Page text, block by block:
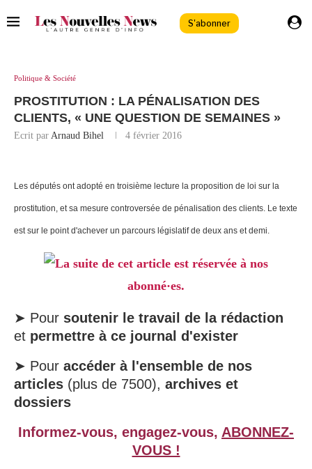
S'abonner
Politique & Société
PROSTITUTION : LA PÉNALISATION DES
CLIENTS, « UNE QUESTION DE SEMAINES »
Ecrit par Arnaud Bihel 4 février 2016
Les députés ont adopté en troisième lecture la proposition de loi sur la
prostitution, et sa mesure controversée de pénalisation des clients. Le texte
est sur le point d'achever un parcours législatif de deux ans et demi.
La suite de cet article est réservée à nos
abonné·es.
➤ Pour soutenir le travail de la rédaction
et permettre à ce journal d'exister
➤ Pour accéder à l'ensemble de nos
articles (plus de 7500), archives et
dossiers
Informez-vous, engagez-vous, ABONNEZ-
VOUS !